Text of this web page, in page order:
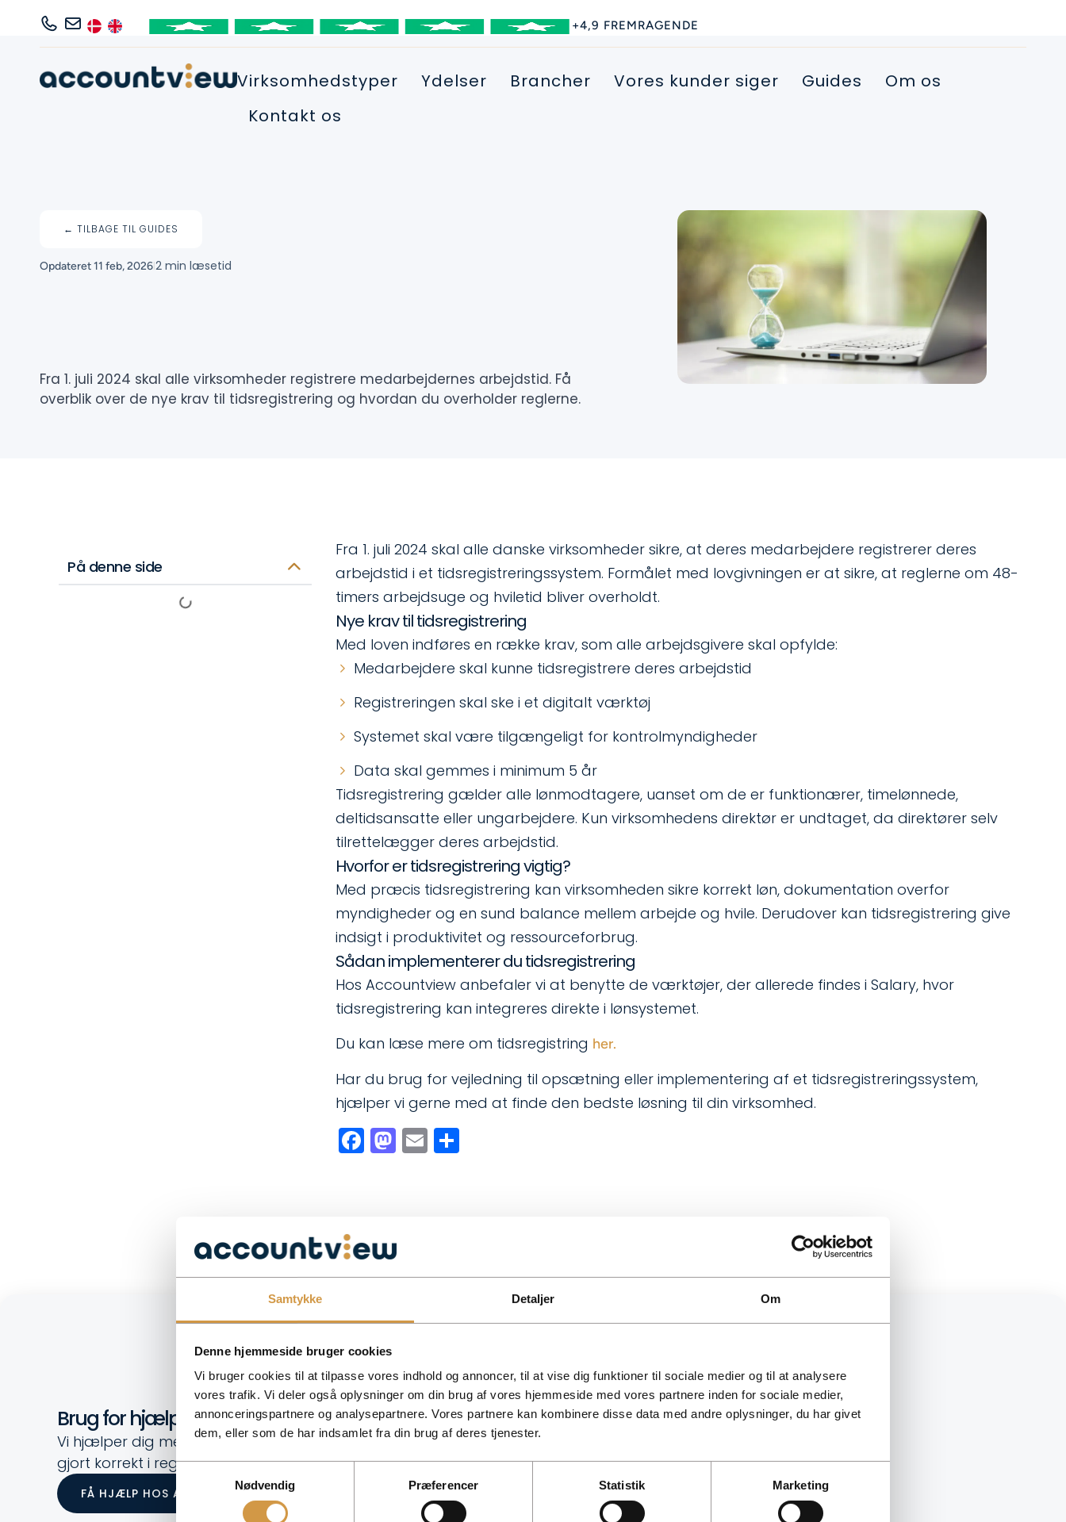
Samtykke Detaljer Om
Denne hjemmeside bruger cookies
Vi bruger cookies til at tilpasse vores indhold og annoncer, til at vise dig funktioner til sociale medier og til at analysere
vores trafik. Vi deler også oplysninger om din brug af vores hjemmeside med vores partnere inden for sociale medier,
annonceringspartnere og analysepartnere. Vores partnere kan kombinere disse data med andre oplysninger, du har givet
dem, eller som de har indsamlet fra din brug af deres tjenester.
Samtykkevalg
Nødvendig
Præferencer Statistik Marketing
+4,9 FREMRAGENDE
Virksomhedstyper Ydelser Brancher Vores kunder siger Guides
Om os
Kontakt os
← TILBAGE TIL GUIDES
Opdateret11 feb, 2026I2 min læsetid
Fra 1. juli 2024 skal alle virksomheder registrere medarbejdernes arbejdstid. Få
overblik over de nye krav til tidsregistrering og hvordan du overholder reglerne.
På denne side
Fra 1. juli 2024 skal alle danske virksomheder sikre, at deres medarbejdere registrerer deres
arbejdstid i et tidsregistreringssystem. Formålet med lovgivningen er at sikre, at reglerne om 48-
timers arbejdsuge og hviletid bliver overholdt.
Nye krav til tidsregistrering
Med loven indføres en række krav, som alle arbejdsgivere skal opfylde:
Medarbejdere skal kunne tidsregistrere deres arbejdstid
Registreringen skal ske i et digitalt værktøj
Systemet skal være tilgængeligt for kontrolmyndigheder
Data skal gemmes i minimum 5 år
Tidsregistrering gælder alle lønmodtagere, uanset om de er funktionærer, timelønnede,
deltidsansatte eller ungarbejdere. Kun virksomhedens direktør er undtaget, da direktører selv
tilrettelægger deres arbejdstid.
Hvorfor er tidsregistrering vigtig?
Med præcis tidsregistrering kan virksomheden sikre korrekt løn, dokumentation overfor
myndigheder og en sund balance mellem arbejde og hvile. Derudover kan tidsregistrering give
indsigt i produktivitet og ressourceforbrug.
Sådan implementerer du tidsregistrering
Hos Accountview anbefaler vi at benytte de værktøjer, der allerede findes i Salary, hvor
tidsregistrering kan integreres direkte i lønsystemet.
Du kan læse mere om tidsregistring her.
Har du brug for vejledning til opsætning eller implementering af et tidsregistreringssystem,
hjælper vi gerne med at finde den bedste løsning til din virksomhed.
Facebook
Mastodon
Email
Brug for hjælp til at komme videre?
Vi hjælper dig med at få overblik over dine tal og sikre, at det bliver
gjort korrekt i regnskabet. Nemt, trygt og tilpasset din virksomhed.
FÅ HJÆLP HOS ACCOUNTVIEW